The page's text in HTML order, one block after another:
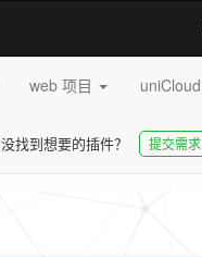
web 项目 uniCloud
没找到想要的插件？ 提交需求